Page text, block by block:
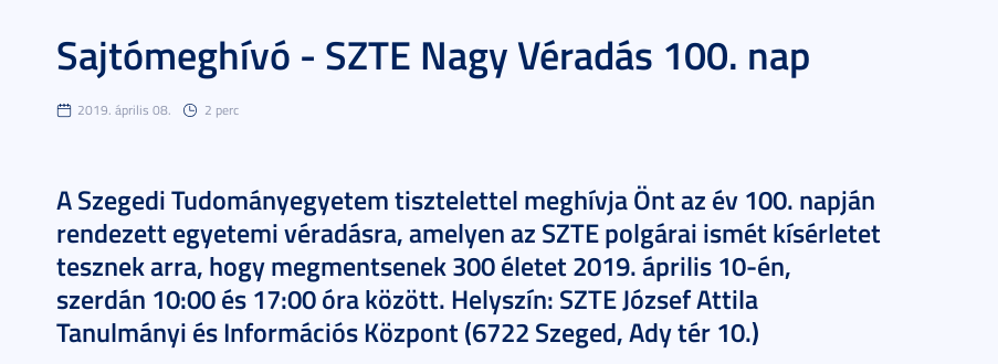
Sajtómeghívó - SZTE Nagy Véradás 100. nap
2019. április 08. 2 perc
A Szegedi Tudományegyetem tisztelettel meghívja Önt az év 100. napján
rendezett egyetemi véradásra, amelyen az SZTE polgárai ismét kísérletet
tesznek arra, hogy megmentsenek 300 életet 2019. április 10-én,
szerdán 10:00 és 17:00 óra között. Helyszín: SZTE József Attila
Tanulmányi és Információs Központ (6722 Szeged, Ady tér 10.)